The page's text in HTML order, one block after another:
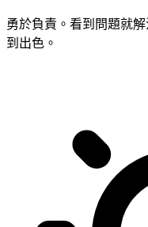
勇於負責。看到問題就
到出色。